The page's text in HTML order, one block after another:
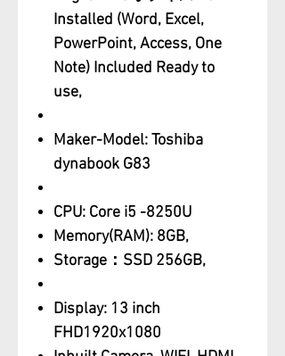
Installed (Word, Excel,
PowerPoint, Access, One
Note) Included Ready to
use,
Maker-Model: Toshiba
dynabook G83
CPU: Core i5 -8250U
Memory(RAM): 8GB,
Storage：SSD 256GB,
Display: 13 inch
FHD1920x1080